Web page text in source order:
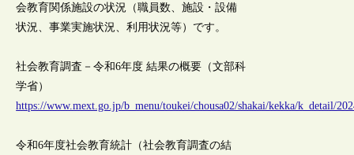
会教育関係施設の状況（職員数、施設・設備
状況、事業実施状況、利用状況等）です。
社会教育調査－令和6年度 結果の概要（文部科
学省）
https://www.mext.go.jp/b_menu/toukei/chousa02/shakai/kekka/k_detail/
令和6年度社会教育統計（社会教育調査の結